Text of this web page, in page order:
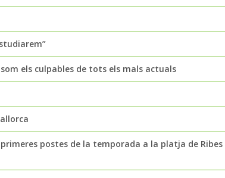
els culpables de tots els mals actuals
postes de la temporada a la platja de Ribes